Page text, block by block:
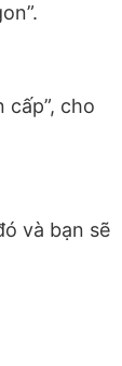
cấp”, cho
và bạn sẽ